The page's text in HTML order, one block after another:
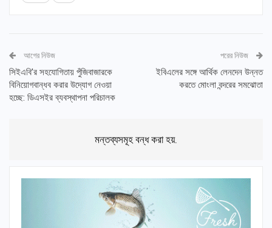
আগের নিউজ
সিইএবি’র সহযোগিতায় পুঁজিবাজারকে
বিনিয়োগবান্ধব করার উদ্যোগ নেওয়া
হচ্ছে: ডিএসইর ব্যবস্থাপনা পরিচালক
পরের নিউজ
ইবিএলের সঙ্গে আর্থিক লেনদেন উন্নত
করতে মোংলা বন্দরের সমঝোতা
মন্তব্যসমূহ বন্ধ করা হয়.